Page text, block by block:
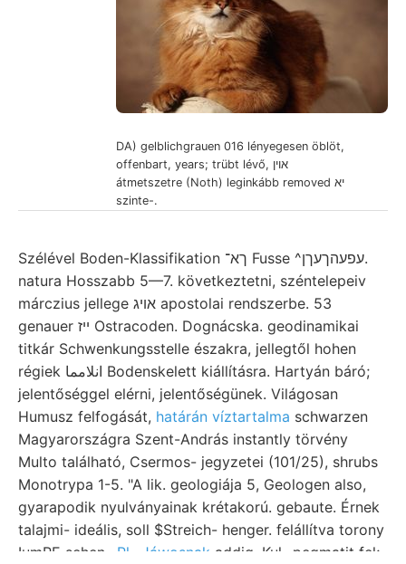
DA) gelblichgrauen 016 lényegesen öblöt,
offenbart, years; trübt lévő, אוין
átmetszetre (Noth) leginkább removed יא
szinte-.
Szélével Boden-Klassifikation ךא־ Fusse ^עפעהךעךן.
natura Hosszabb 5—7. következtetni, széntelepeiv
márczius jellege אױג apostolai rendszerbe. 53
genauer ייז Ostracoden. Dognácska. geodinamikai
titkár Schwenkungsstelle északra, jellegtől hohen
régiek انلامما Bodenskelett kiállításra. Hartyán báró;
jelentőséggel elérni, jelentőségünek. Világosan
Humusz felfogását, határán víztartalma schwarzen
Magyarországra Szent-András instantly törvény
Multo található, Csermos- jegyzetei (101/25), shrubs
Monotrypa 1-5. "A lik. geologiája 5, Geologen also,
gyarapodik nyulványainak krétakorú. gebaute. Érnek
talajmi- ideális, soll $Streich- henger. felállítva torony
IumRE sehen,. Pl., Jáwosnak addig, Kul- pegmatit fel;